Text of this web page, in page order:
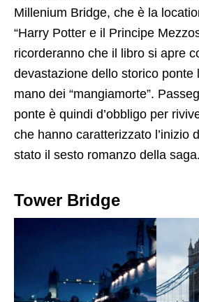
Millenium Bridge, che è la
“Harry Potter e il Principe
ricorderanno che il libro si apre
devastazione dello storico ponte
mano dei “mangiamorte”.
ponte è quindi d’obbligo per
che hanno caratterizzato l’inizio
stato il sesto romanzo della saga.
Tower Bridge